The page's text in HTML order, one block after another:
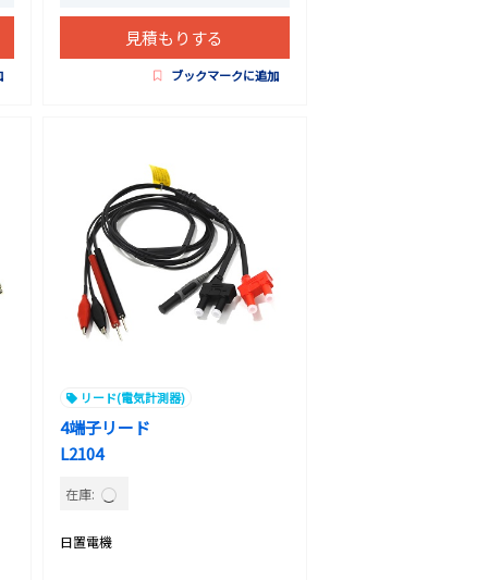
見積もりする
ブックマークに追加
リード(電気計測器)
4端子リード
L2104
在庫:
日置電機